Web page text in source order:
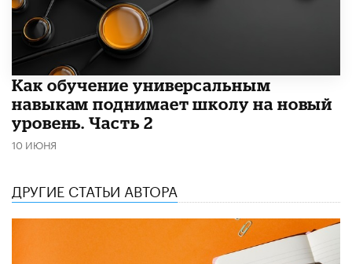
​Как обучение универсальным
навыкам поднимает школу на новый
уровень. Часть 2
10 ИЮНЯ
ДРУГИЕ СТАТЬИ АВТОРА